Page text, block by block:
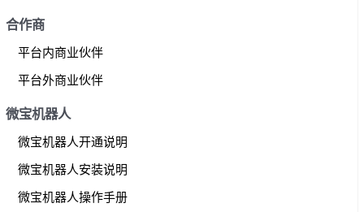
合作商
平台内商业伙伴
平台外商业伙伴
微宝机器人
微宝机器人开通说明
微宝机器人安装说明
微宝机器人操作手册